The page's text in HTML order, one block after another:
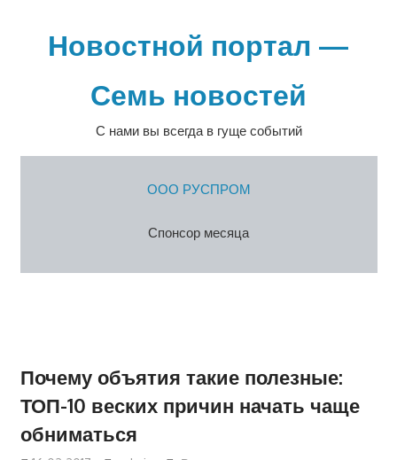
содержимомуНовостной портал —
Семь новостей
С нами вы всегда в гуще событий
ООО РУСПРОМ
Спонсор месяца
Почему объятия такие полезные:
ТОП-10 веских причин начать чаще
обниматься